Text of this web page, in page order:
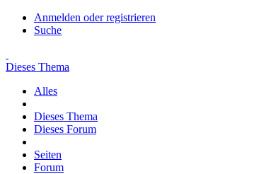
Anmelden oder registrieren
Suche
Dieses Thema
Alles
Dieses Thema
Dieses Forum
Seiten
Forum